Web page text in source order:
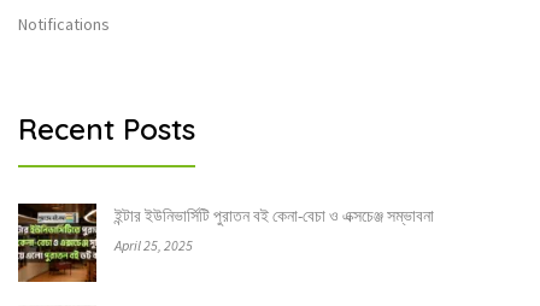
Notifications
Recent Posts
ইন্টার ইউনিভার্সিটি পুরাতন বই কেনা-বেচা ও এক্সচেঞ্জ সম্ভাবনা
April 25, 2025